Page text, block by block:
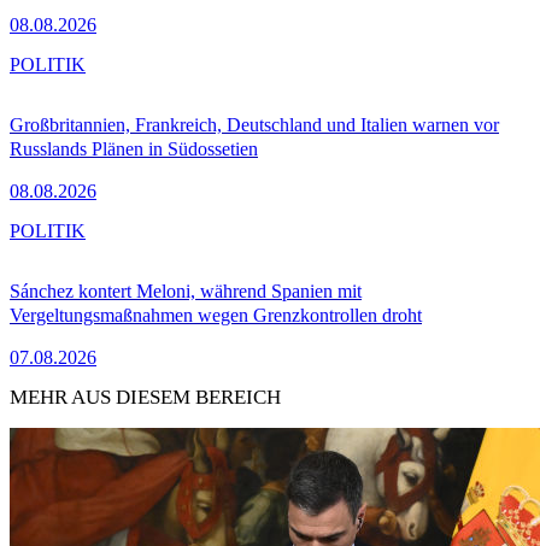
08.08.2026
Großbritannien, Frankreich, Deutschland und Italien warnen vor
Russlands Plänen in Südossetien
08.08.2026
POLITIK
Sánchez kontert Meloni, während Spanien mit
Vergeltungsmaßnahmen wegen Grenzkontrollen droht
07.08.2026
POLITIK
MEHR AUS DIESEM BEREICH